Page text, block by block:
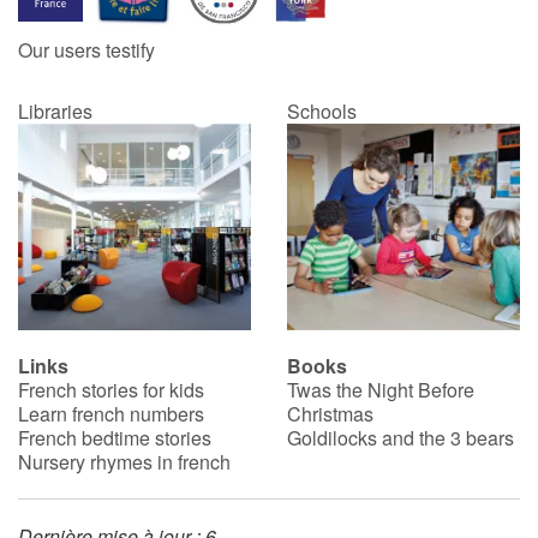
Catalogue anglais
Contraste +
Help
Home
Family
Schools
Libraries
Our users testify
Libraries Schools
Links
French stories for kids
Learn french numbers
French bedtime stories
Nursery rhymes in french
Books
Twas the Night Before
Christmas
Goldilocks and the 3 bears